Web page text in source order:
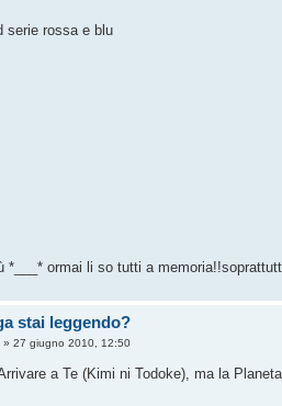
serie rossa e blu
*___* ormai li so tutti a
stai leggendo?
» 27 giugno 2010, 12:50
a Te (Kimi ni Todoke), ma la